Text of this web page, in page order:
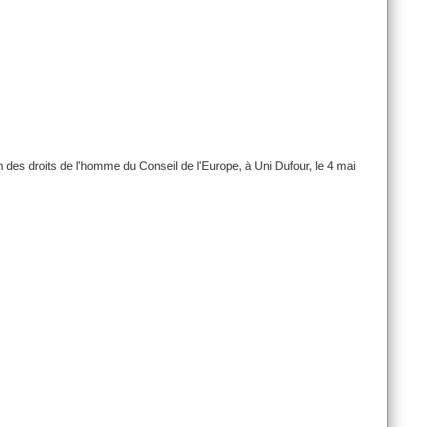
droits de l'homme du Conseil de l'Europe, à Uni Dufour, le 4 mai